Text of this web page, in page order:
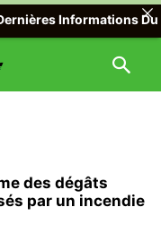
des dégâts
par un incendie
Informations